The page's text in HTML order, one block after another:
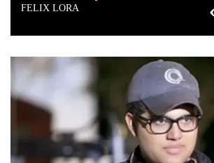
FELIX LORA